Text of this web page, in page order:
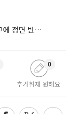
금융위, ‘한국 증시 투자 부적격’ 블룸버그에 정면 반박…“근거 불분명”
추가취재 원해요
0